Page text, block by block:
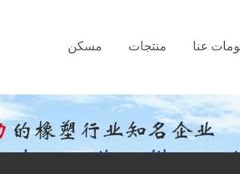
مسكن منتجات عنا